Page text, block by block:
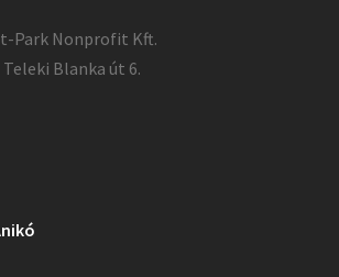
Park Nonprofit Kft.
Blanka út 6.